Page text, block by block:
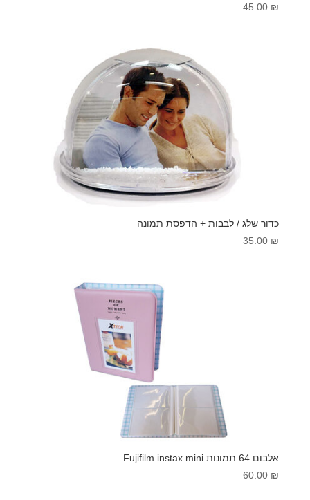
45.00 ₪
כדור שלג / לבבות + הדפסת תמונה
35.00 ₪
אלבום 64 תמונות Fujifilm instax mini
60.00 ₪